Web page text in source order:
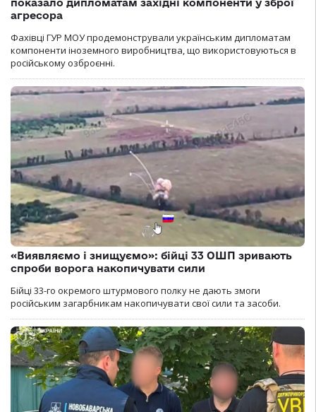
показало дипломатам західні компоненти у зброї
агресора
Фахівці ГУР МОУ продемонстрували українським дипломатам
компоненти іноземного виробництва, що використовуються в
російському озброєнні.
«Виявляємо і знищуємо»: бійці 33 ОШП зривають
спроби ворога накопичувати сили
Бійці 33-го окремого штурмового полку не дають змоги
російським загарбникам накопичувати свої сили та засоби.